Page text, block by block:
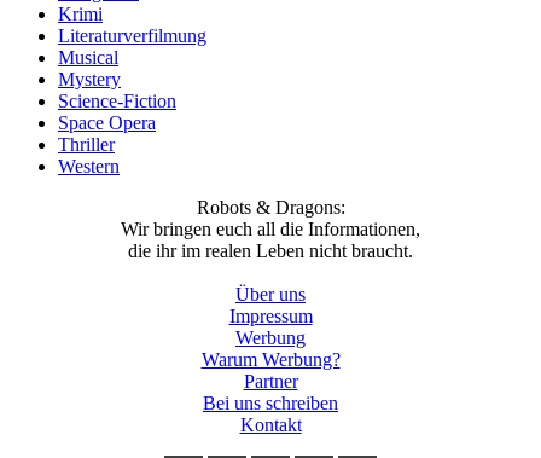
Krimi
Literaturverfilmung
Musical
Mystery
Science-Fiction
Space Opera
Thriller
Western
Robots & Dragons:
Wir bringen euch all die Informationen,
die ihr im realen Leben nicht braucht.
Über uns
Impressum
Werbung
Warum Werbung?
Partner
Bei uns schreiben
Kontakt